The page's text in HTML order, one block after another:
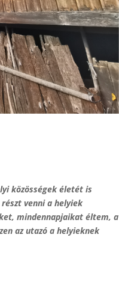
közösségek életét is
venni a helyiek
mindennapjaikat éltem, a
az utazó a helyieknek